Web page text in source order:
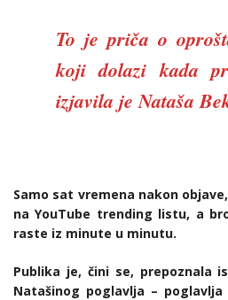
To je priča o
koji dolazi kada
izjavila je Nataša
Samo sat vremena nakon
na YouTube trending listu, a
raste iz minute u minutu.
Publika je, čini se, prepoznala
Natašinog poglavlja –